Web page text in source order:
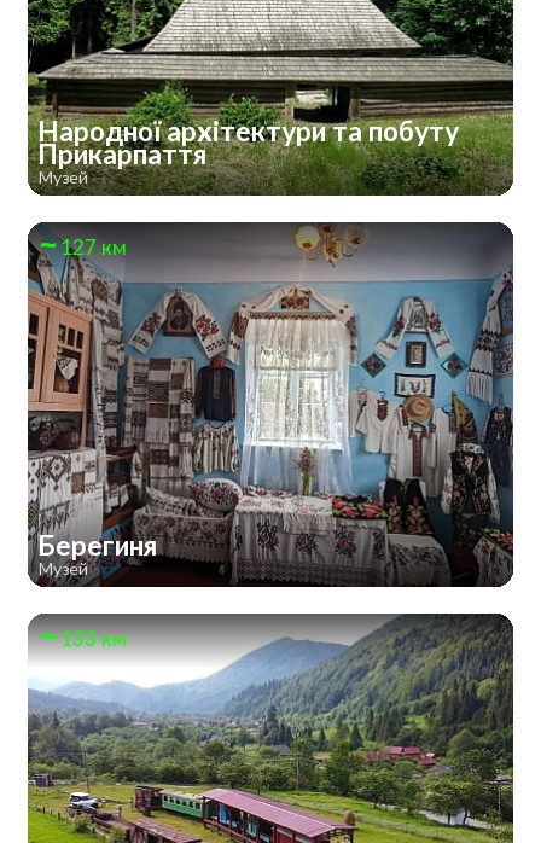
Народної архітектури та побуту
Прикарпаття
Музей
127 км
Берегиня
Музей
133 км